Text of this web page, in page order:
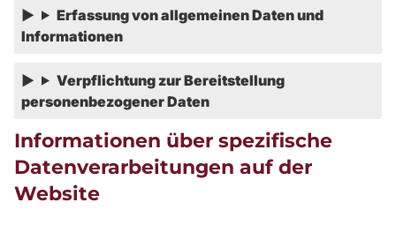
Erfassung von allgemeinen Daten und
Informationen
Verpflichtung zur Bereitstellung
personenbezogener Daten
Informationen über spezifische
Datenverarbeitungen auf der
Website